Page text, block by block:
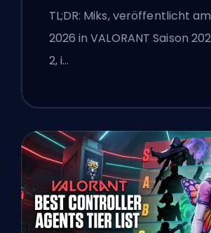
erklärt
TL;DR: Miks, veröffentlicht
2026 in VALORANT Saison
2, i…